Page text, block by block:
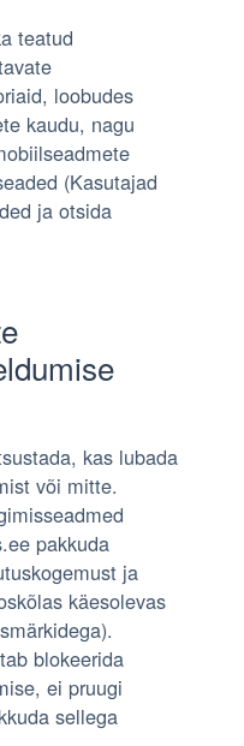
teatud
loobudes
kaudu, nagu
(Kasutajad
ja otsida
kas lubada
või mitte.
pakkuda
ja
käesolevas
blokeerida
ei pruugi
sellega